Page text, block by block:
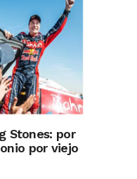
Stones: por
por viejo